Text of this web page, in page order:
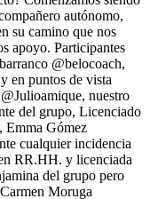
autónomo,
su camino que nos
apoyo. Participantes
@belocoach,
en puntos de vista
nuestro
del grupo, Licenciado
Emma Gómez
cualquier incidencia
RR.HH. y licenciada
del grupo pero
Moruga